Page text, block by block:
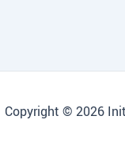
Copyright © 2026